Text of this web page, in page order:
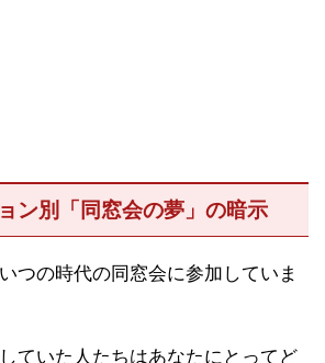
ン別「同窓会の夢」の暗示
つの時代の同窓会に参加していま
ていた人たちはあなたにとってど